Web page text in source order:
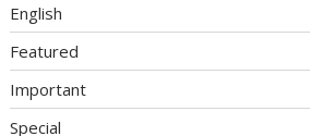
English
Featured
Important
Special